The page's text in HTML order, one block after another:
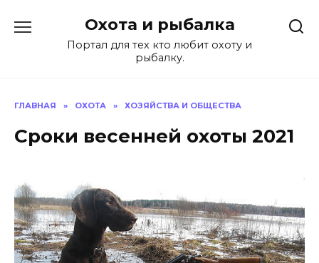
содержанию
Охота и рыбалка
Портал для тех кто любит охоту и
рыбалку.
ГЛАВНАЯ » ОХОТА » ХОЗЯЙСТВА И ОБЩЕСТВА
Сроки весенней охоты 2021